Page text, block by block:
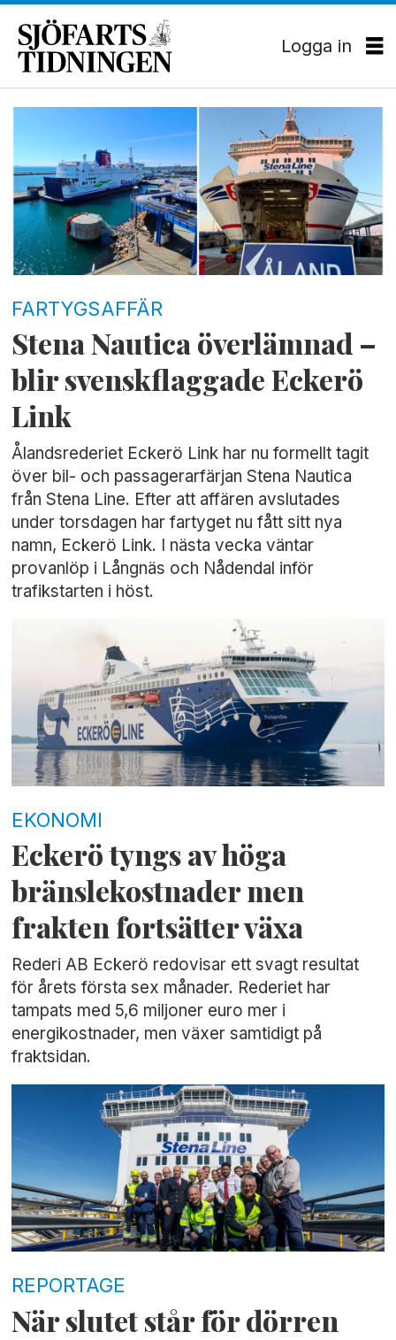
Logga in
Tag:
stena
nautica
FARTYGSAFFÄR
Stena Nautica överlämnad –
blir svenskflaggade Eckerö
Link
Ålandsrederiet Eckerö Link har nu formellt tagit
över bil- och passagerarfärjan Stena Nautica
från Stena Line. Efter att affären avslutades
under torsdagen har fartyget nu fått sitt nya
namn, Eckerö Link. I nästa vecka väntar
provanlöp i Långnäs och Nådendal inför
trafikstarten i höst.
EKONOMI
Eckerö tyngs av höga
bränslekostnader men
frakten fortsätter växa
Rederi AB Eckerö redovisar ett svagt resultat
för årets första sex månader. Rederiet har
tampats med 5,6 miljoner euro mer i
energikostnader, men växer samtidigt på
fraktsidan.
REPORTAGE
När slutet står för dörren